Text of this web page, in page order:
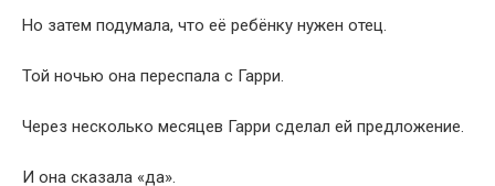
Но затем подумала, что её ребёнку нужен отец.
Той ночью она переспала с Гарри.
Через несколько месяцев Гарри сделал ей предложение.
И она сказала «да».